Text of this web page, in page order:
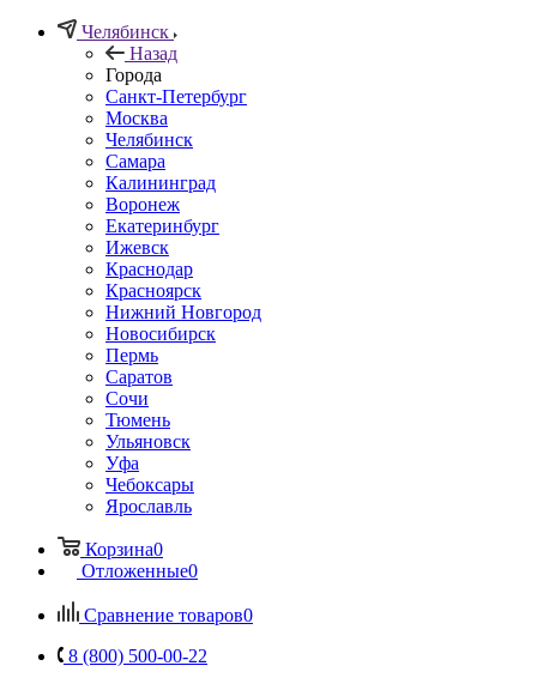
Челябинск
Назад
Города
Санкт-Петербург
Москва
Челябинск
Самара
Калининград
Воронеж
Екатеринбург
Ижевск
Краснодар
Красноярск
Нижний Новгород
Новосибирск
Пермь
Саратов
Сочи
Тюмень
Ульяновск
Уфа
Чебоксары
Ярославль
Корзина0
Отложенные0
Сравнение товаров0
8 (800) 500-00-22